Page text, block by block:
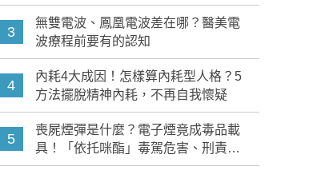
3
無雙電波、鳳凰電波差在哪？醫美電
波療程前要有的認知
4
內耗4大成因！怎樣算內耗型人格？5
方法擺脫精神內耗，不再自我懷疑
5
喪屍煙彈是什麼？電子煙竟成毒品載
具！「依托咪酯」毒駕危害、刑責與
家長必知警訊